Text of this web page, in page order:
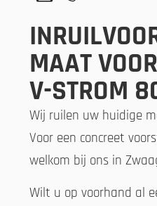
MAAT
V-STROM
Wij ruilen uw huidige
Voor een concreet
welkom bij ons in
Wilt u op voorhand al